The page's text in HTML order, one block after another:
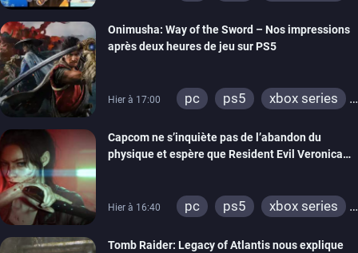
Onimusha: Way of the Sword – Nos impressions
après deux heures de jeu sur PS5
Hier à 17:00 pc ps5
xbox series
Capcom ne s’inquiète pas de l’abandon du
physique et espère que Resident Evil Veronica
Hier à 16:40 pc ps5
xbox series
Tomb Raider: Legacy of Atlantis nous explique